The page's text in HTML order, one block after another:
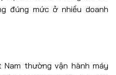
đúng mức ở nhiều doanh
Nam thường vận hành máy